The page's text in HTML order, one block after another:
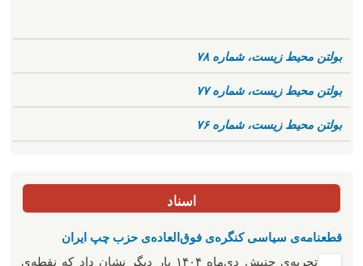
بولتن محیط زیست، شماره ۷۸
بولتن محیط زیست، شماره ۷۷
بولتن محیط زیست، شماره ۷۶
اسناد
قطعنامه‌ی سیاسی کنگره‌ی فوق‌العاده‌ی حزب چپ ایران
تجربه‌ی جنبش دی‌ماه ۱۴۰۴ بار دیگر نشان داد که نقطه‌ی